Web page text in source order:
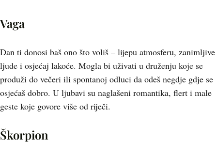
Vaga
Dan ti donosi baš ono što voliš – lijepu atmosferu, zanimljive
ljude i osjećaj lakoće. Mogla bi uživati u druženju koje se
produži do večeri ili spontanoj odluci da odeš negdje gdje se
osjećaš dobro. U ljubavi su naglašeni romantika, flert i male
geste koje govore više od riječi.
Škorpion